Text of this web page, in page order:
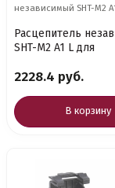
независимый SHT-M2
Расцепитель
SHT-M2 A1 L для
2228.4 руб.
В корзину